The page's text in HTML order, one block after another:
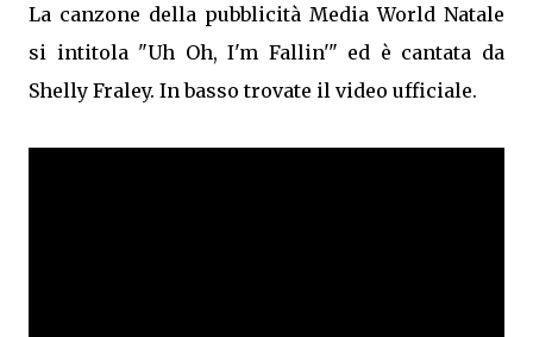
La canzone della pubblicità Media World Natale
si intitola "Uh Oh, I'm Fallin'" ed è cantata da
Shelly Fraley. In basso trovate il video ufficiale.